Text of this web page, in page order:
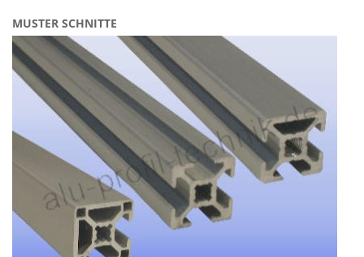
MUSTER SCHNITTE